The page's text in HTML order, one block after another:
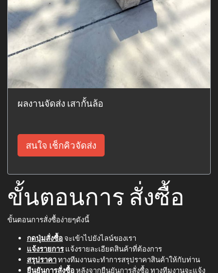
ผลงานจัดส่ง เสากั้นล้อ
สนใจ เช็กคิวจัดส่ง
ขั้นตอนการ สั่งซื้อ
ขั้นตอนการสั่งซื้อง่ายๆดังนี้
กดปุ่มสั่งซื้อ จะเข้าไปยังไลน์ของเรา
แจ้งรายการแจ้งรายละเอียดสินค้าที่ต้องการ
สรุปราคาทางทีมงานจะทำการสรุปราคาสินค้าให้กับท่าน
ยืนยันการสั่งซื้อหลังจากยืนยันการสั่งซื้อ ทางทีมงานจะแจ้ง